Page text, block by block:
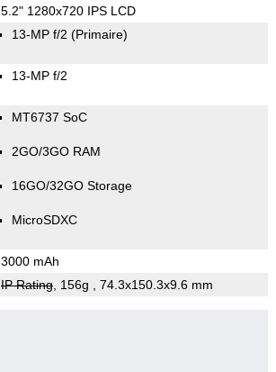
5.2" 1280x720 IPS LCD
13-MP f/2 (Primaire)
13-MP f/2
MT6737 SoC
2GO/3GO RAM
16GO/32GO Storage
MicroSDXC
3000 mAh
IP Rating, 156g , 74.3x150.3x9.6 mm